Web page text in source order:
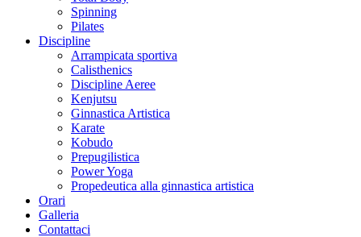
Spinning
Pilates
Discipline
Arrampicata sportiva
Calisthenics
Discipline Aeree
Kenjutsu
Ginnastica Artistica
Karate
Kobudo
Prepugilistica
Power Yoga
Propedeutica alla ginnastica artistica
Orari
Galleria
Contattaci